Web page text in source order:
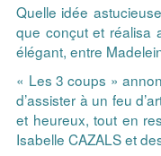
Quelle idée
que conçut et réalisa
élégant, entre
« Les 3 coups »
d’assister à un feu
et heureux, tout en
Isabelle CAZALS et